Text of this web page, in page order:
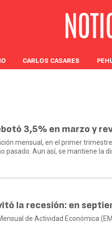
CARLOS CASARES
3,5% en marzo y
mensual, en el primer
pasado. Aun así, se mantiene la
la recesión: en
de Actividad Económica